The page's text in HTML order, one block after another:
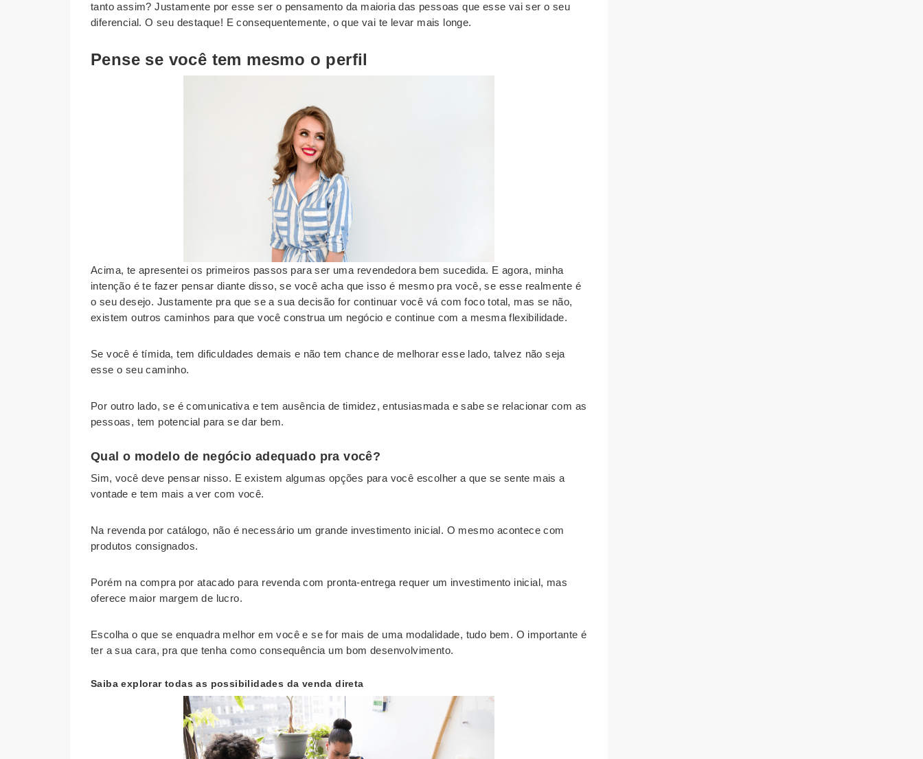
tanto assim? Justamente por esse ser o pensamento da maioria das pessoas que esse vai ser o seu
diferencial. O seu destaque! E consequentemente, o que vai te levar mais longe.
Pense se você tem mesmo o perfil
Acima, te apresentei os primeiros passos para ser uma revendedora bem sucedida. E agora, minha
intenção é te fazer pensar diante disso, se você acha que isso é mesmo pra você, se esse realmente é
o seu desejo. Justamente pra que se a sua decisão for continuar você vá com foco total, mas se não,
existem outros caminhos para que você construa um negócio e continue com a mesma flexibilidade.
Se você é tímida, tem dificuldades demais e não tem chance de melhorar esse lado, talvez não seja
esse o seu caminho.
Por outro lado, se é comunicativa e tem ausência de timidez, entusiasmada e sabe se relacionar com as
pessoas, tem potencial para se dar bem.
Qual o modelo de negócio adequado pra você?
Sim, você deve pensar nisso. E existem algumas opções para você escolher a que se sente mais a
vontade e tem mais a ver com você.
Na revenda por catálogo, não é necessário um grande investimento inicial. O mesmo acontece com
produtos consignados.
Porém na compra por atacado para revenda com pronta-entrega requer um investimento inicial, mas
oferece maior margem de lucro.
Escolha o que se enquadra melhor em você e se for mais de uma modalidade, tudo bem. O importante é
ter a sua cara, pra que tenha como consequência um bom desenvolvimento.
Saiba explorar todas as possibilidades da venda direta